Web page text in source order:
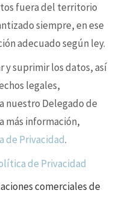
fuera del territorio
siempre, en ese
adecuado según ley.
y suprimir los datos, así
legales,
nuestro Delegado de
más información,
de Privacidad.
de Privacidad
comerciales de